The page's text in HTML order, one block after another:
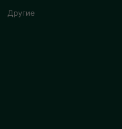
Другие